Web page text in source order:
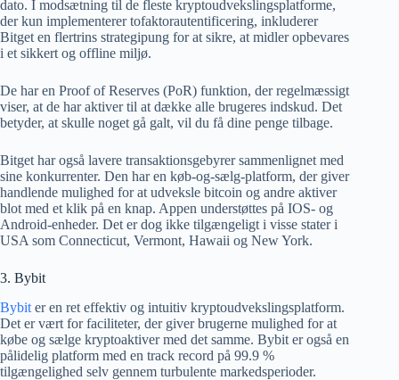
dato. I modsætning til de fleste kryptoudvekslingsplatforme,
der kun implementerer tofaktorautentificering, inkluderer
Bitget en flertrins strategipung for at sikre, at midler opbevares
i et sikkert og offline miljø.
De har en Proof of Reserves (PoR) funktion, der regelmæssigt
viser, at de har aktiver til at dække alle brugeres indskud. Det
betyder, at skulle noget gå galt, vil du få dine penge tilbage.
Bitget har også lavere transaktionsgebyrer sammenlignet med
sine konkurrenter. Den har en køb-og-sælg-platform, der giver
handlende mulighed for at udveksle bitcoin og andre aktiver
blot med et klik på en knap. Appen understøttes på IOS- og
Android-enheder. Det er dog ikke tilgængeligt i visse stater i
USA som Connecticut, Vermont, Hawaii og New York.
3. Bybit
Bybit er en ret effektiv og intuitiv kryptoudvekslingsplatform.
Det er vært for faciliteter, der giver brugerne mulighed for at
købe og sælge kryptoaktiver med det samme. Bybit er også en
pålidelig platform med en track record på 99.9 %
tilgængelighed selv gennem turbulente markedsperioder.